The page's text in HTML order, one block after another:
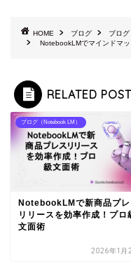
HOME ブログ ブログ
NotebookLMでマインドマ
RELATED POST
ブログ（Notebook LM）
NotebookLMで新商品プレ
リリースを効率作成！プロ
文面術
2026年1月